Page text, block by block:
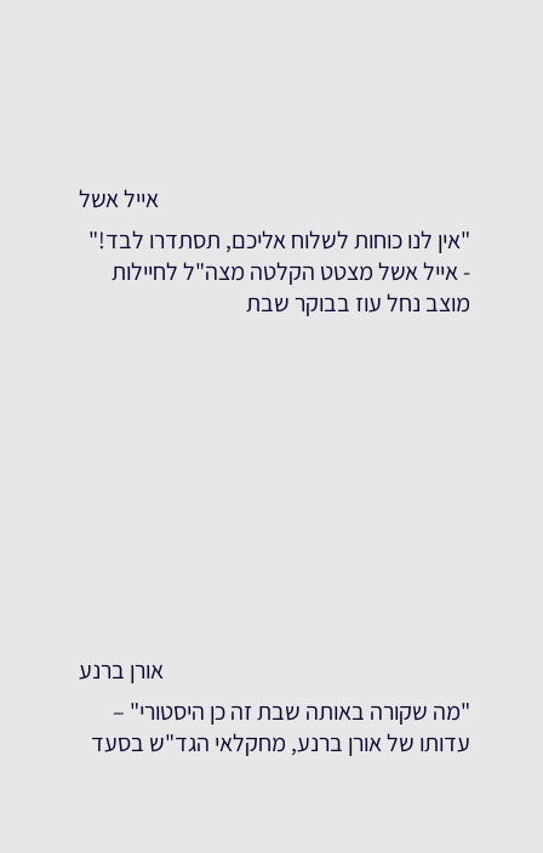
אייל אשל
"אין לנו כוחות לשלוח אליכם, תסתדרו לבד!"
- אייל אשל מצטט הקלטה מצה"ל לחיילות
מוצב נחל עוז בבוקר שבת
אורן ברנע
"מה שקורה באותה שבת זה כן היסטורי" –
עדותו של אורן ברנע, מחקלאי הגד"ש בסעד